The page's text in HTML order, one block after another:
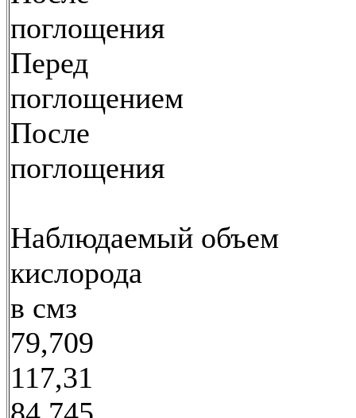
поглощения
Перед
поглощением
После
поглощения
Наблюдаемый объем
кислорода
в смз
79,709
117,31